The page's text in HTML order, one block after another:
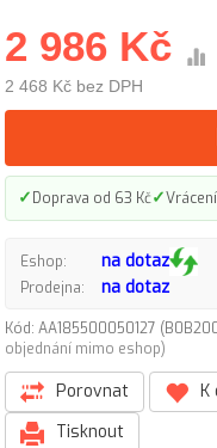
2 986 Kč
2 468 Kč bez DPH
✓Doprava od 63 Kč✓
Eshop: na dotaz
Prodejna: na dotaz
Kód: AA185500050127
objednání mimo eshop)
Porovnat K
Tisknout